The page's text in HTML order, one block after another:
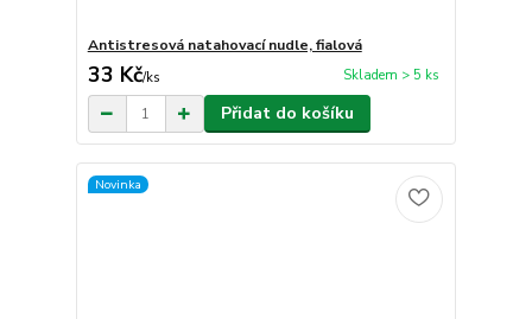
Antistresová natahovací nudle, fialová
33 Kč/ks Skladem > 5 ks
Přidat do košíku
Novinka